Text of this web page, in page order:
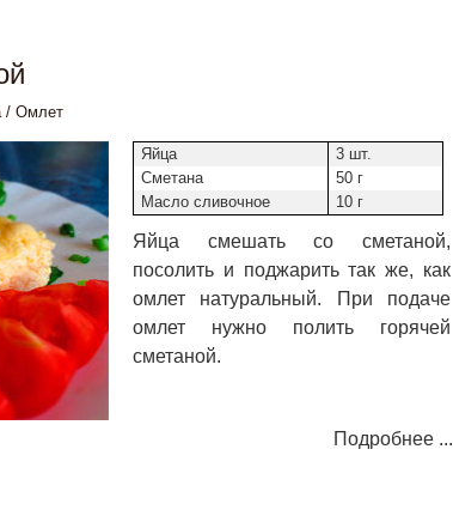
/ Омлет
Яйца
3 шт.
Сметана
50 г
Масло сливочное
10 г
Яйца смешать со сметаной,
посолить и поджарить так же, как
омлет натуральный. При подаче
омлет нужно полить горячей
сметаной.
Подробнее ...